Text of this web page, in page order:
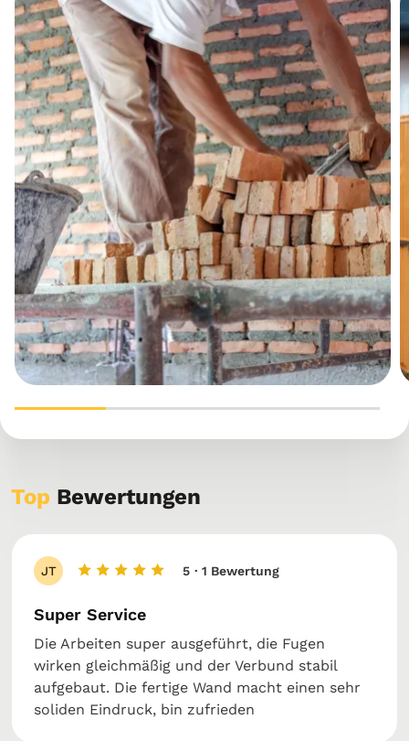
Top Bewertungen
JT 5 · 1 Bewertung
Super Service
Die Arbeiten super ausgeführt, die Fugen
wirken gleichmäßig und der Verbund stabil
aufgebaut. Die fertige Wand macht einen sehr
soliden Eindruck, bin zufrieden